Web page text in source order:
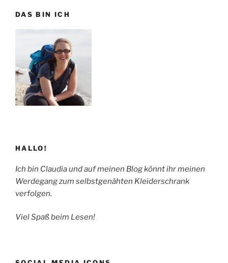
DAS BIN ICH
HALLO!
Ich bin Claudia und auf meinen Blog könnt ihr meinen
Werdegang zum selbstgenähten Kleiderschrank
verfolgen.
Viel Spaß beim Lesen!